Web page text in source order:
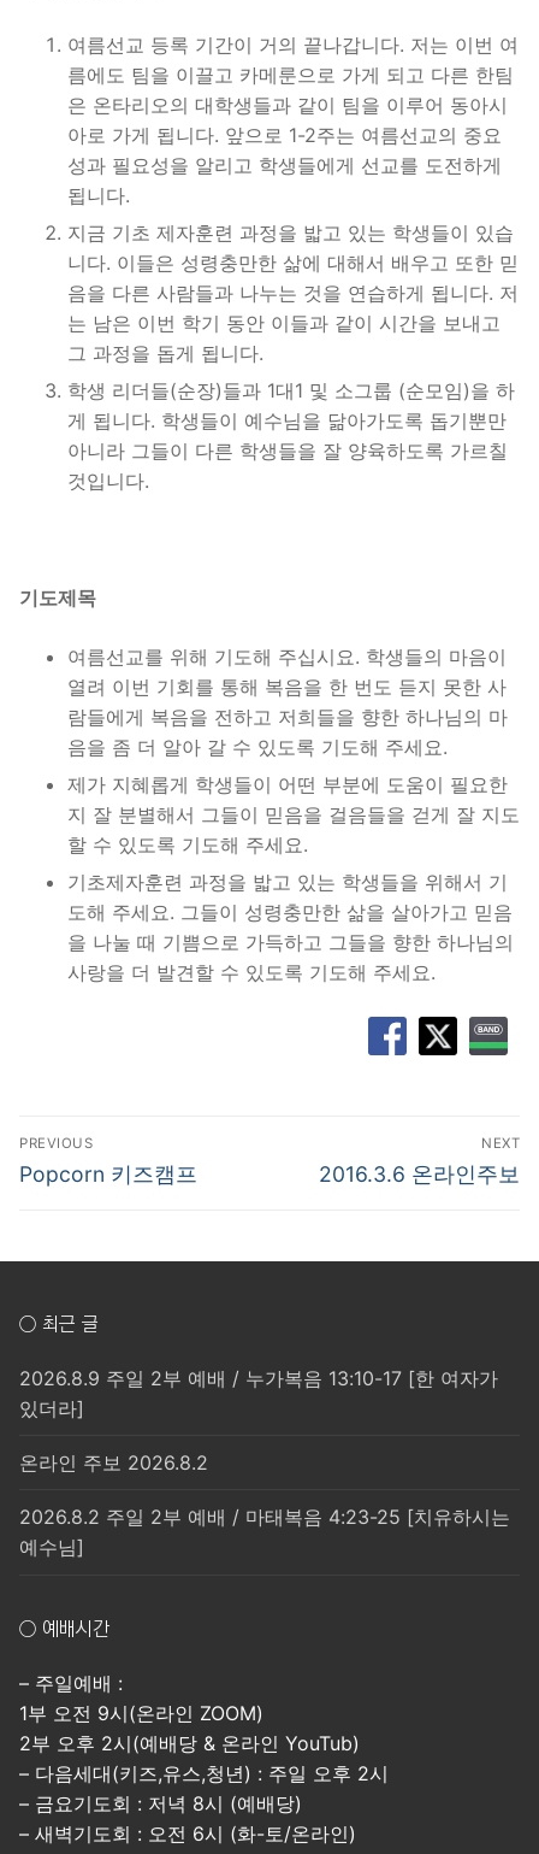
여름선교 등록 기간이 거의 끝나갑니다. 저는 이번 여
름에도 팀을 이끌고 카메룬으로 가게 되고 다른 한팀
은 온타리오의 대학생들과 같이 팀을 이루어 동아시
아로 가게 됩니다. 앞으로 1-2주는 여름선교의 중요
성과 필요성을 알리고 학생들에게 선교를 도전하게
됩니다.
지금 기초 제자훈련 과정을 밟고 있는 학생들이 있습
니다. 이들은 성령충만한 삶에 대해서 배우고 또한 믿
음을 다른 사람들과 나누는 것을 연습하게 됩니다. 저
는 남은 이번 학기 동안 이들과 같이 시간을 보내고
그 과정을 돕게 됩니다.
학생 리더들(순장)들과 1대1 및 소그룹 (순모임)을 하
게 됩니다. 학생들이 예수님을 닮아가도록 돕기뿐만
아니라 그들이 다른 학생들을 잘 양육하도록 가르칠
것입니다.
기도제목
여름선교를 위해 기도해 주십시요. 학생들의 마음이
열려 이번 기회를 통해 복음을 한 번도 듣지 못한 사
람들에게 복음을 전하고 저희들을 향한 하나님의 마
음을 좀 더 알아 갈 수 있도록 기도해 주세요.
제가 지혜롭게 학생들이 어떤 부분에 도움이 필요한
지 잘 분별해서 그들이 믿음을 걸음들을 걷게 잘 지도
할 수 있도록 기도해 주세요.
기초제자훈련 과정을 밟고 있는 학생들을 위해서 기
도해 주세요. 그들이 성령충만한 삶을 살아가고 믿음
을 나눌 때 기쁨으로 가득하고 그들을 향한 하나님의
사랑을 더 발견할 수 있도록 기도해 주세요.
글
탐
PREVIOUS
Previous
Popcorn 키즈캠프
NEXT
Next
2016.3.6 온라인주보
○ 최근 글
2026.8.9 주일 2부 예배 / 누가복음 13:10-17 [한 여자가
있더라]
온라인 주보 2026.8.2
2026.8.2 주일 2부 예배 / 마태복음 4:23-25 [치유하시는
예수님]
○ 예배시간
– 주일예배 :
1부 오전 9시(온라인 ZOOM)
2부 오후 2시(예배당 & 온라인 YouTub)
– 다음세대(키즈,유스,청년) : 주일 오후 2시
– 금요기도회 : 저녁 8시 (예배당)
– 새벽기도회 : 오전 6시 (화-토/온라인)